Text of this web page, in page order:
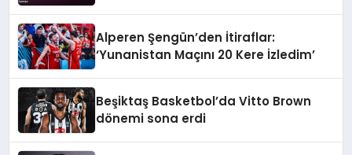
Alperen Şengün’den İtiraflar:
‘Yunanistan Maçını 20 Kere İzledim’
Beşiktaş Basketbol’da Vitto Brown
dönemi sona erdi